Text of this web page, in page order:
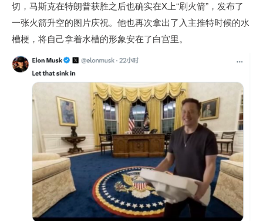
切，马斯克在特朗普获胜之后也确实在X上“刷火箭”，发布了
一张火箭升空的图片庆祝。他也再次拿出了入主推特时候的水
槽梗，将自己拿着水槽的形象安在了白宫里。